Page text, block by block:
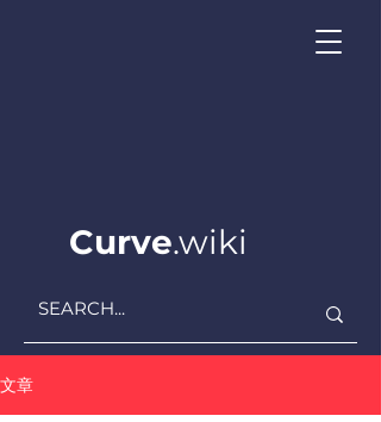
Curve.wiki
文章